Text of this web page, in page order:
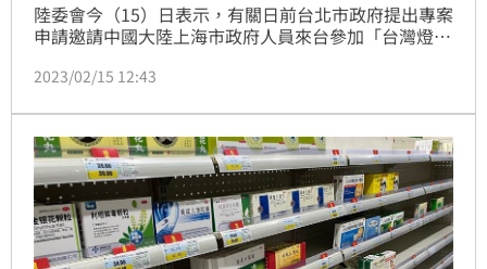
陸委會今（15）日表示，有關日前台北市政府提出專案
申請邀請中國大陸上海市政府人員來台參加「台灣燈
政府政策及法令規範，以及訪團在台交流「低調、單
政府同意以專案方式許可上海市台辦副主任等一行於近
日入境來台。
2023/02/15 12:43